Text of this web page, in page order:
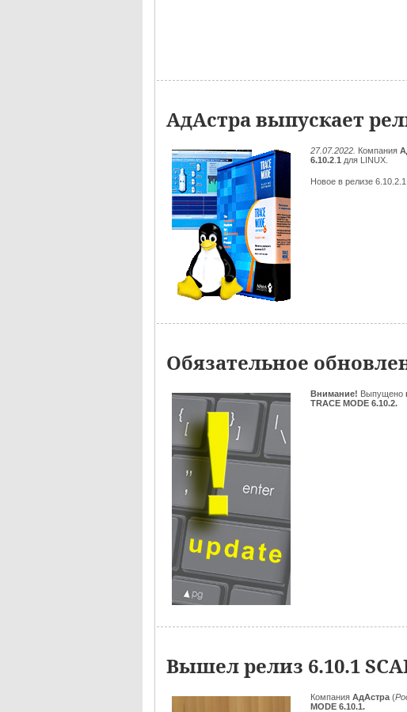
АдАстра выпускает
27.07.2022. Компания
6.10.2 1 для LINUX.
Новое в релизе 6.10.2.1
Обязательное
Внимание! Выпущено
TRACE MODE 6.10.2.
Вышел релиз 6.10.1
Компания АдАстра (
MODE 6.10.1.